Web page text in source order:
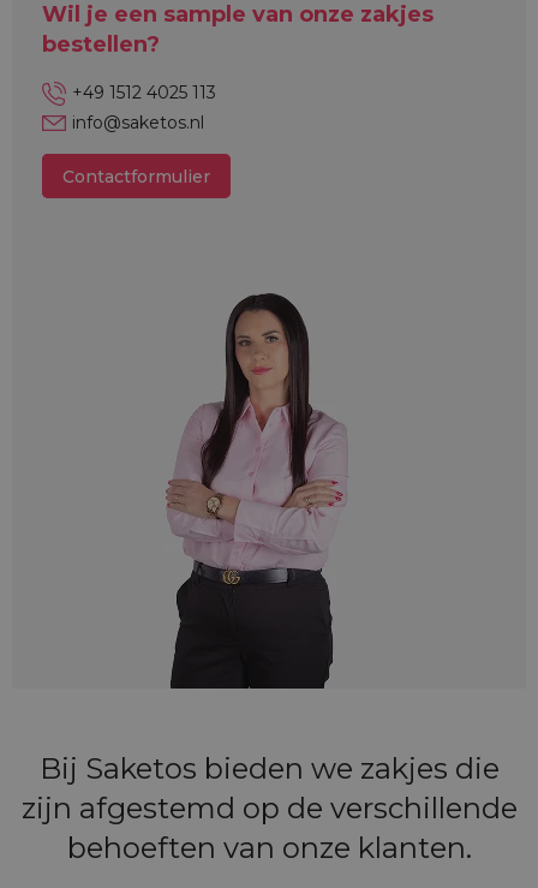
Wil je een sample van onze zakjes
bestellen?
+49 1512 4025 113
info@saketos.nl
Contactformulier
Bij Saketos bieden we zakjes die
zijn afgestemd op de verschillende
behoeften van onze klanten.